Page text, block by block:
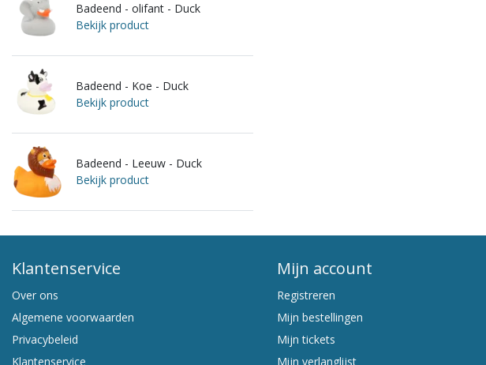
Badeend - olifant - Duck
Bekijk product
Badeend - Koe - Duck
Bekijk product
Badeend - Leeuw - Duck
Bekijk product
Klantenservice
Over ons
Algemene voorwaarden
Privacybeleid
Klantenservice
Mijn account
Registreren
Mijn bestellingen
Mijn tickets
Mijn verlanglijst